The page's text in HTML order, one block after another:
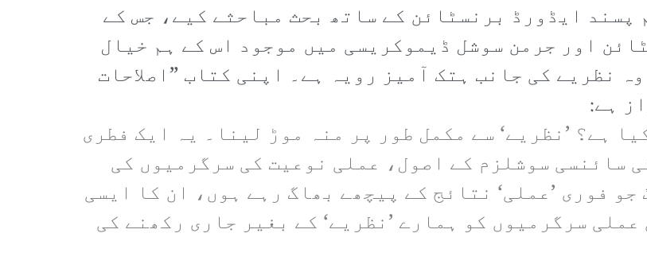
پسند ایڈورڈ برنسٹائن کے ساتھ بحث مباحثے کیے، جس کے
اور جرمن سوشل ڈیموکریسی میں موجود اس کے ہم خیال
نظریے کی جانب ہتک آمیز رویہ ہے۔ اپنی کتاب ”اصلاحات
ہے:
ہے؟ ’نظریے‘ سے مکمل طور پر منہ موڑ لینا۔ یہ ایک فطری
سائنسی سوشلزم کے اصول، عملی نوعیت کی سرگرمیوں کی
فوری ’عملی‘ نتائج کے پیچھے بھاگ رہے ہوں، ان کا ایسی
سرگرمیوں کو ہمارے ’نظریے‘ کے بغیر جاری رکھنے کی